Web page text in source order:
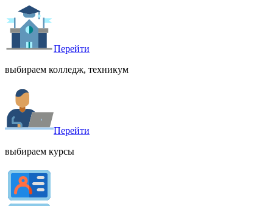
Перейти
выбираем колледж, техникум
Перейти
выбираем курсы